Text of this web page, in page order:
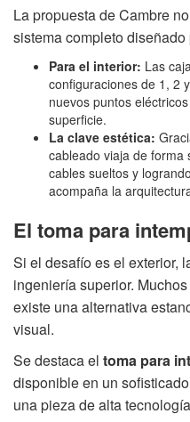
La propuesta de Cambre
sistema completo
Para el interior: Las
configuraciones de 1, 2
nuevos puntos
superficie.
La clave estética:
cableado viaja de forma
cables sueltos y
acompaña la
El toma para
Si el desafío es el exterior,
ingeniería superior.
existe una alternativa
visual.
Se destaca el toma para
disponible en un sofisticado
una pieza de alta